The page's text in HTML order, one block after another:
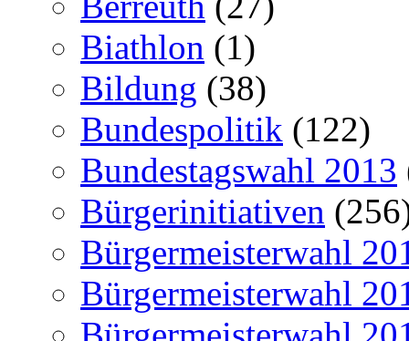
Biathlon (1)
Bildung (38)
Bundespolitik (122)
Bundestagswahl 2013
Bürgerinitiativen
Bürgermeisterwahl
Bürgermeisterwahl